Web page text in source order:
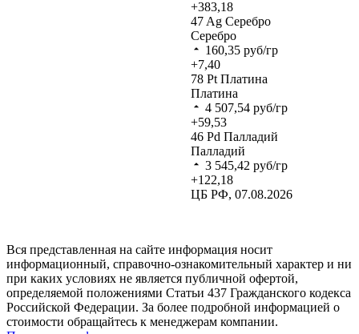
+383,18
47 Ag Серебро
Серебро
160,35 руб/гр
+7,40
78 Pt Платина
Платина
4 507,54 руб/гр
+59,53
46 Pd Палладий
Палладий
3 545,42 руб/гр
+122,18
ЦБ РФ, 07.08.2026
Вся представленная на сайте информация носит
информационный, справочно-ознакомительный характер и ни
при каких условиях не является публичной офертой,
определяемой положениями Статьи 437 Гражданского кодекса
Российской Федерации. За более подробной информацией о
стоимости обращайтесь к менеджерам компании.